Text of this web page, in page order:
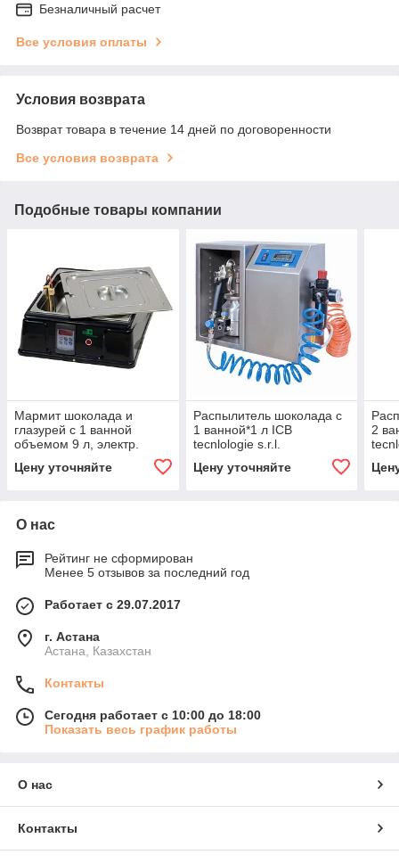
Безналичный расчет
Все условия оплаты
Условия возврата
Возврат товара в течение 14 дней по договоренности
Все условия возврата
Подобные товары компании
Мармит шоколада и
глазурей с 1 ванной
объемом 9 л, электр.
термостат ICB tecnlologie
s.r.l. 09.SC9LD
Цену уточняйте
Распылитель шоколада с
1 ванной*1 л ICB
tecnlologie s.r.l.
Цену уточняйте
2
О нас
Рейтинг не сформирован
Менее 5 отзывов за последний год
Работает с 29.07.2017
г. Астана
Астана, Казахстан
Контакты
Сегодня работает с 10:00 до 18:00
Показать весь график работы
О нас
Контакты